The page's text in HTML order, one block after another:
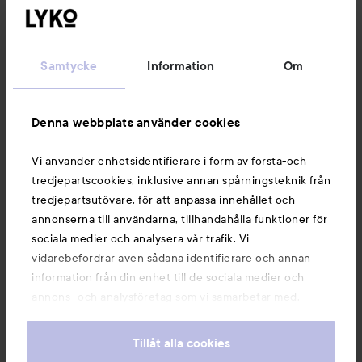
Samtycke Information Om
Denna webbplats använder cookies
Vi använder enhetsidentifierare i form av första-och
tredjepartscookies, inklusive annan spårningsteknik från
tredjepartsutövare, för att anpassa innehållet och
annonserna till användarna, tillhandahålla funktioner för
sociala medier och analysera vår trafik. Vi
vidarebefordrar även sådana identifierare och annan
information från din enhet till de sociala medier och
annons- och analysföretag som vi samarbetar med.
information som du har tillhandahållit eller som de har
Tillåt alla cookies
Du kanske också gillar